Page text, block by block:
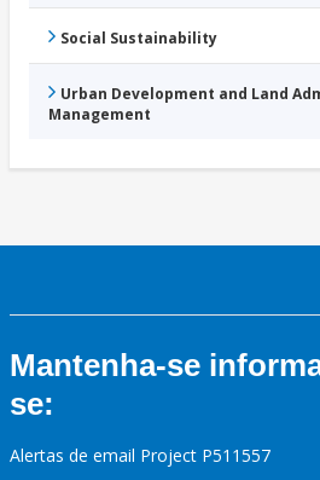
Social Sustainability
Urban Development and Land
Management
Mantenha-se
se:
Alertas de email Project P511557